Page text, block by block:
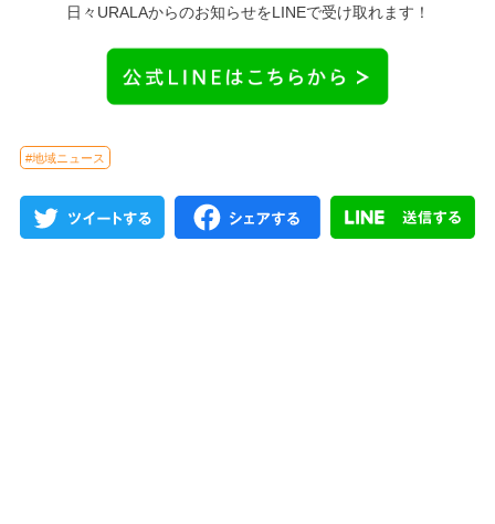
日々URALAからのお知らせをLINEで受け取れます！
#地域ニュース